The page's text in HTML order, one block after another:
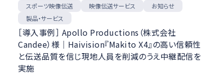
スポーツ映像伝送 映像伝送サービス お知らせ
製品・サービス
［導入事例］ Apollo Productions（株式会社
Candee）様｜Haivision『Makito X4』の高い信頼性
と伝送品質を信じ現地人員を削減のうえ中継配信を
実施